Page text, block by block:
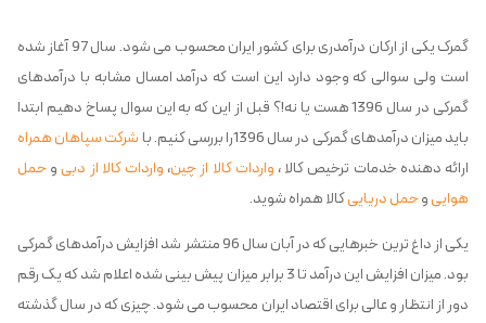
گمرک یکی از ارکان درآمدری برای کشور ایران محسوب می شود. سال 97 آغاز شده
است ولی سوالی که وجود دارد این است که درآمد امسال مشابه با درآمدهای
گمرکی در سال 1396 هست یا نه!؟ قبل از این که به این سوال پساخ دهیم ابتدا
باید میزان درآمدهای گمرکی در سال 1396را بررسی کنیم. با
شرکت سپاهان همراه
ارائه دهنده خدمات ترخیص کالا ، واردات کالا از چین،واردات کالا از دبیوحمل
هواییوحمل دریاییکالا همراه شوید.
یکی از داغ ترین خبرهایی که در آبان سال 96 منتشر شد افزایش درآمدهای گمرکی
بود. میزان افزایش این درآمد تا 3 برابر میزان پیش بینی شده اعلام شد که یک رقم
دور از انتظار و عالی برای اقتصاد ایران محسوب می شود. چیزی که در سال گذشته